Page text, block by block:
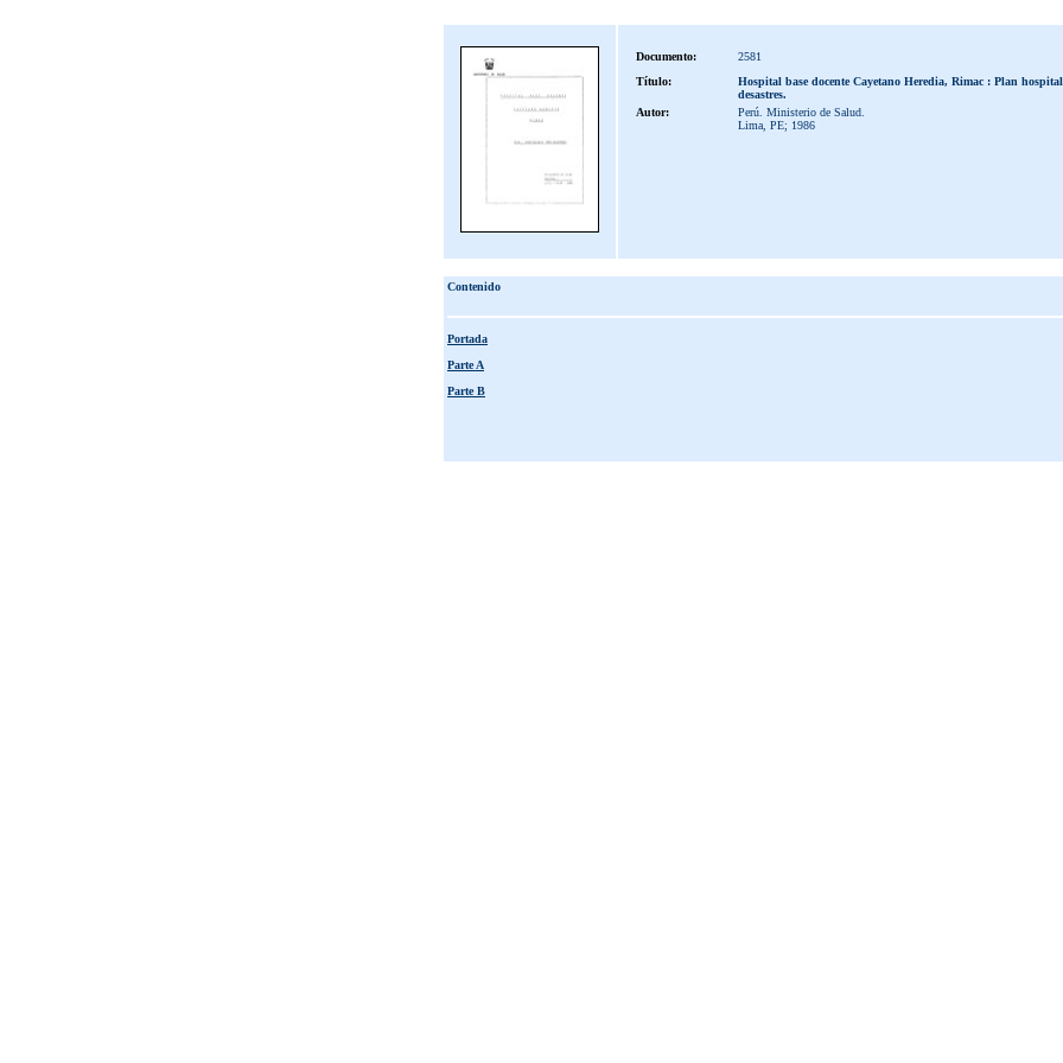
Documento:
2581
Título:
Hospital base docente Cayetano Heredia, Rimac : Plan
desastres.
Autor:
Perú. Ministerio de Salud.
Lima, PE; 1986
Contenido
Portada
Parte A
Parte B